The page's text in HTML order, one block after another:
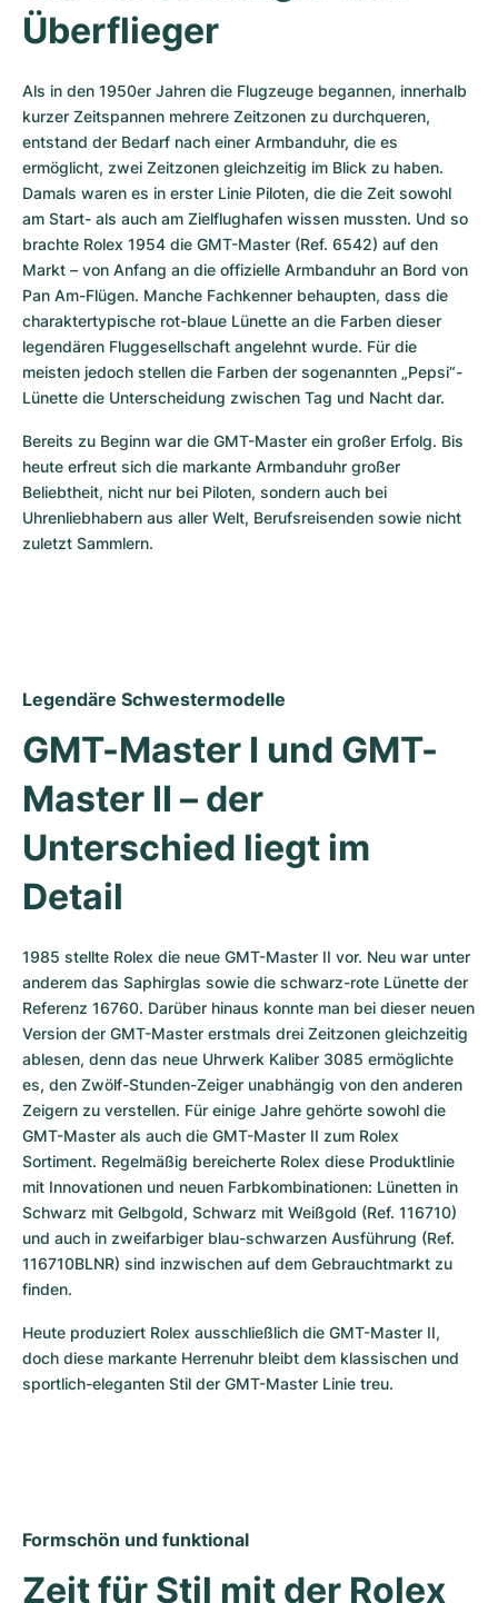
Überflieger
Als in den 1950er Jahren die Flugzeuge begannen, innerhalb
kurzer Zeitspannen mehrere Zeitzonen zu durchqueren,
entstand der Bedarf nach einer Armbanduhr, die es
ermöglicht, zwei Zeitzonen gleichzeitig im Blick zu haben.
Damals waren es in erster Linie Piloten, die die Zeit sowohl
am Start- als auch am Zielflughafen wissen mussten. Und so
brachte Rolex 1954 die GMT-Master (Ref. 6542) auf den
Markt – von Anfang an die offizielle Armbanduhr an Bord von
Pan Am-Flügen. Manche Fachkenner behaupten, dass die
charaktertypische rot-blaue Lünette an die Farben dieser
legendären Fluggesellschaft angelehnt wurde. Für die
meisten jedoch stellen die Farben der sogenannten „Pepsi“-
Lünette die Unterscheidung zwischen Tag und Nacht dar.
Bereits zu Beginn war die GMT-Master ein großer Erfolg. Bis
heute erfreut sich die markante Armbanduhr großer
Beliebtheit, nicht nur bei Piloten, sondern auch bei
Uhrenliebhabern aus aller Welt, Berufsreisenden sowie nicht
zuletzt Sammlern.
Legendäre Schwestermodelle
GMT-Master I und GMT-
Master II – der
Unterschied liegt im
Detail
1985 stellte Rolex die neue GMT-Master II vor. Neu war unter
anderem das Saphirglas sowie die schwarz-rote Lünette der
Referenz 16760. Darüber hinaus konnte man bei dieser neuen
Version der GMT-Master erstmals drei Zeitzonen gleichzeitig
ablesen, denn das neue Uhrwerk Kaliber 3085 ermöglichte
es, den Zwölf-Stunden-Zeiger unabhängig von den anderen
Zeigern zu verstellen. Für einige Jahre gehörte sowohl die
GMT-Master als auch die GMT-Master II zum Rolex
Sortiment. Regelmäßig bereicherte Rolex diese Produktlinie
mit Innovationen und neuen Farbkombinationen: Lünetten in
Schwarz mit Gelbgold, Schwarz mit Weißgold (Ref. 116710)
und auch in zweifarbiger blau-schwarzen Ausführung (Ref.
116710BLNR) sind inzwischen auf dem Gebrauchtmarkt zu
finden.
Heute produziert Rolex ausschließlich die GMT-Master II,
doch diese markante Herrenuhr bleibt dem klassischen und
sportlich-eleganten Stil der GMT-Master Linie treu.
Formschön und funktional
Zeit für Stil mit der Rolex